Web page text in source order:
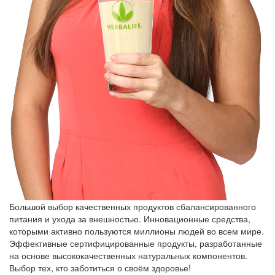
Большой выбор качественных продуктов сбалансированного
питания и ухода за внешностью. Инновационные средства,
которыми активно пользуются миллионы людей во всем мире.
Эффективные сертифицированные продукты, разработанные
на основе высококачественных натуральных компонентов.
Выбор тех, кто заботиться о своём здоровье!